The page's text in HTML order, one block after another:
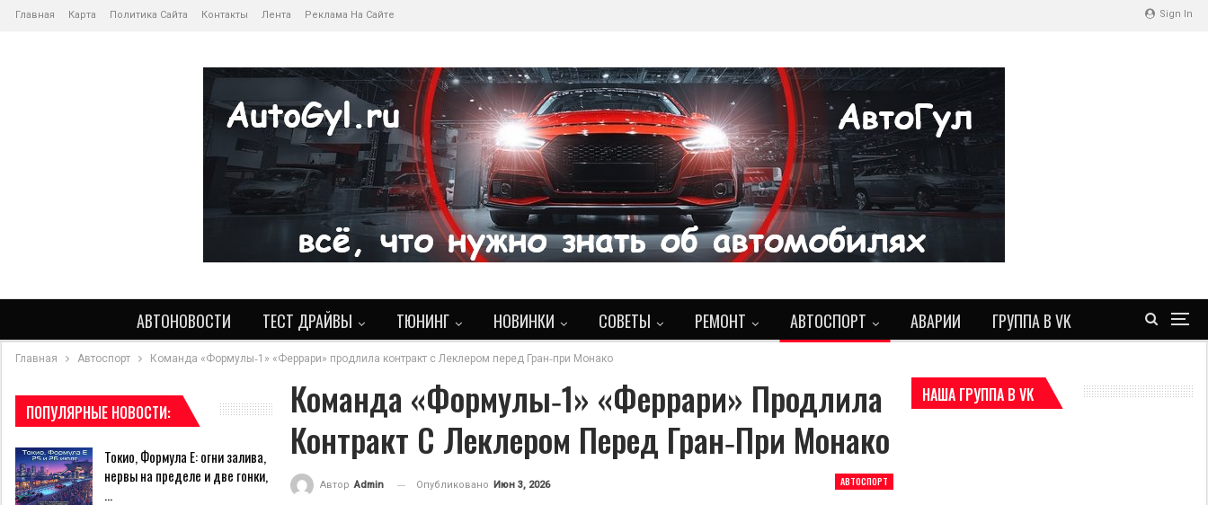
Sign In
Главная Карта Политика Сайта Контакты Лента Реклама На Сайте
АВТОНОВОСТИ ТЕСТ ДРАЙВЫ ТЮНИНГ НОВИНКИ СОВЕТЫ РЕМОНТ АВТОСПОРТ АВАРИИ ГРУППА В VK
Главная Автоспорт Команда «Формулы‑1» «Феррари» продлила контракт с Леклером перед Гран‑при Монако
Команда «Формулы‑1» «Феррари» Продлила
Контракт С Леклером Перед Гран‑при Монако
АВТОСПОРТ
Автор Admin Опубликовано Июн 3, 2026
НАША ГРУППА В VK
ПОПУЛЯРНЫЕ НОВОСТИ:
Токио, Формула E: огни залива,
нервы на пределе и две гонки,
…